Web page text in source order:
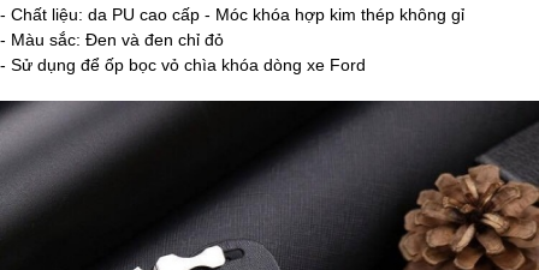
- Chất liệu: da PU cao cấp - Móc khóa hợp kim thép không gỉ
- Màu sắc: Đen và đen chỉ đỏ
- Sử dụng để ốp bọc vỏ chìa khóa dòng xe Ford